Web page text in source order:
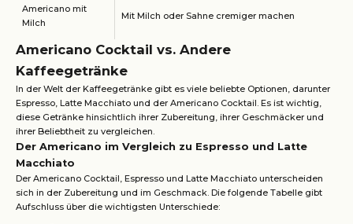
Americano mit
Milch
Mit Milch oder Sahne cremiger machen
Americano Cocktail vs. Andere
Kaffeegetränke
In der Welt der Kaffeegetränke gibt es viele beliebte Optionen, darunter
Espresso, Latte Macchiato und der Americano Cocktail. Es ist wichtig,
diese Getränke hinsichtlich ihrer Zubereitung, ihrer Geschmäcker und
ihrer Beliebtheit zu vergleichen.
Der Americano im Vergleich zu Espresso und Latte
Macchiato
Der Americano Cocktail, Espresso und Latte Macchiato unterscheiden
sich in der Zubereitung und im Geschmack. Die folgende Tabelle gibt
Aufschluss über die wichtigsten Unterschiede: